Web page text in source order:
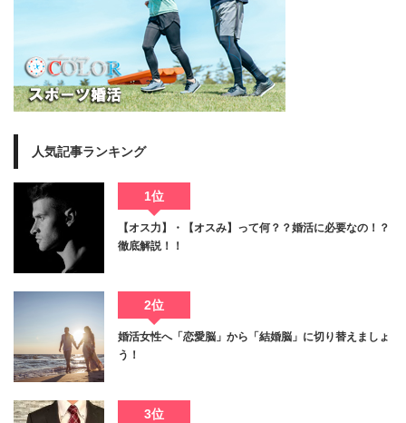
人気記事ランキング
1位
【オス力】・【オスみ】って何？？婚活に必要なの！？
徹底解説！！
2位
婚活女性へ「恋愛脳」から「結婚脳」に切り替えましょ
う！
3位